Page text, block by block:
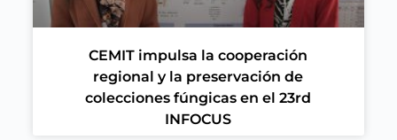
CEMIT impulsa la cooperación
regional y la preservación de
colecciones fúngicas en el 23rd
INFOCUS